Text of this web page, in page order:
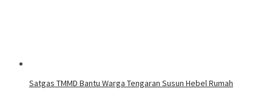
Satgas TMMD Bantu Warga Tengaran Susun Hebel Rumah